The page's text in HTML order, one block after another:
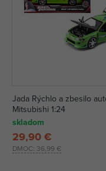
Jada Rýchlo a zbesilo
Mitsubishi 1:24
skladom
DMOC: 36,99 €
29,90 €